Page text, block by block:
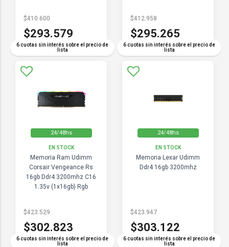
6 cuotas sin interés sobre el precio de
lista
$410.600
$293.579
6 cuotas sin interés sobre el precio de
lista
$412.958
$295.265
24/48hs
EN STOCK
Memoria Ram Udimm
Corsair Vengeance Rs
16gb Ddr4 3200mhz C16
1.35v (1x16gb) Rgb
6 cuotas sin interés sobre el precio de
lista
$423.529
$302.823
24/48hs
EN STOCK
Memoria Lexar Udimm
Ddr4 16gb 3200mhz
6 cuotas sin interés sobre el precio de
lista
$423.947
$303.122